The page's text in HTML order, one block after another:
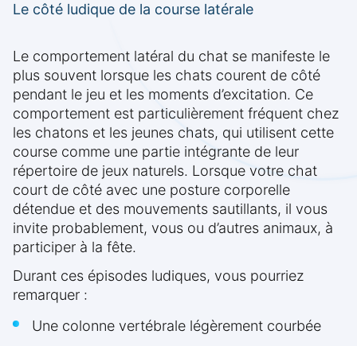
Le côté ludique de la course latérale
Le comportement latéral du chat se manifeste le
plus souvent lorsque les chats courent de côté
pendant le jeu et les moments d’excitation. Ce
comportement est particulièrement fréquent chez
les chatons et les jeunes chats, qui utilisent cette
course comme une partie intégrante de leur
répertoire de jeux naturels. Lorsque votre chat
court de côté avec une posture corporelle
détendue et des mouvements sautillants, il vous
invite probablement, vous ou d’autres animaux, à
participer à la fête.
Durant ces épisodes ludiques, vous pourriez
remarquer :
Une colonne vertébrale légèrement courbée